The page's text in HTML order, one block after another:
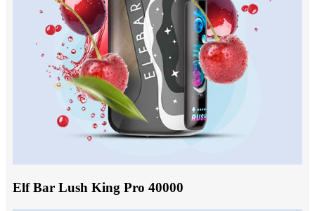
Elf Bar Lush King Pro 40000